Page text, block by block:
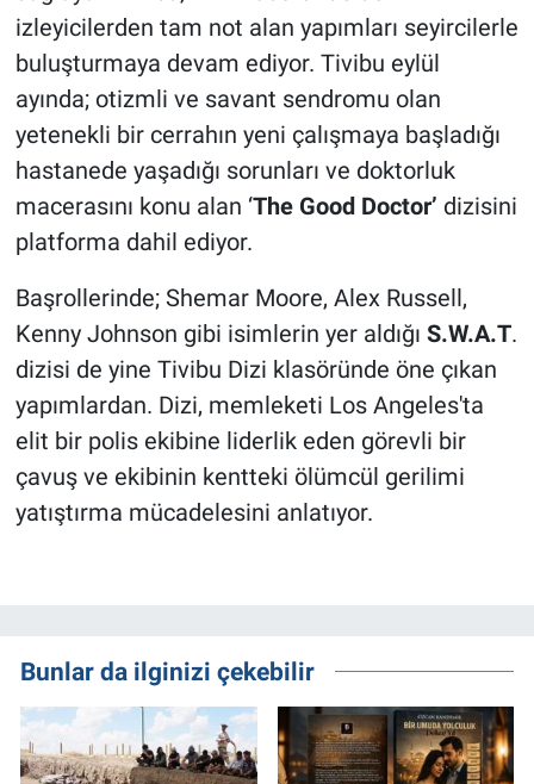
izleyicilerden tam not alan yapımları seyircilerle
buluşturmaya devam ediyor. Tivibu eylül
ayında; otizmli ve savant sendromu olan
yetenekli bir cerrahın yeni çalışmaya başladığı
hastanede yaşadığı sorunları ve doktorluk
macerasını konu alan ‘The Good Doctor’ dizisini
platforma dahil ediyor.
Başrollerinde; Shemar Moore, Alex Russell,
Kenny Johnson gibi isimlerin yer aldığı S.W.A.T.
dizisi de yine Tivibu Dizi klasöründe öne çıkan
yapımlardan. Dizi, memleketi Los Angeles'ta
elit bir polis ekibine liderlik eden görevli bir
çavuş ve ekibinin kentteki ölümcül gerilimi
yatıştırma mücadelesini anlatıyor.
Bunlar da ilginizi çekebilir